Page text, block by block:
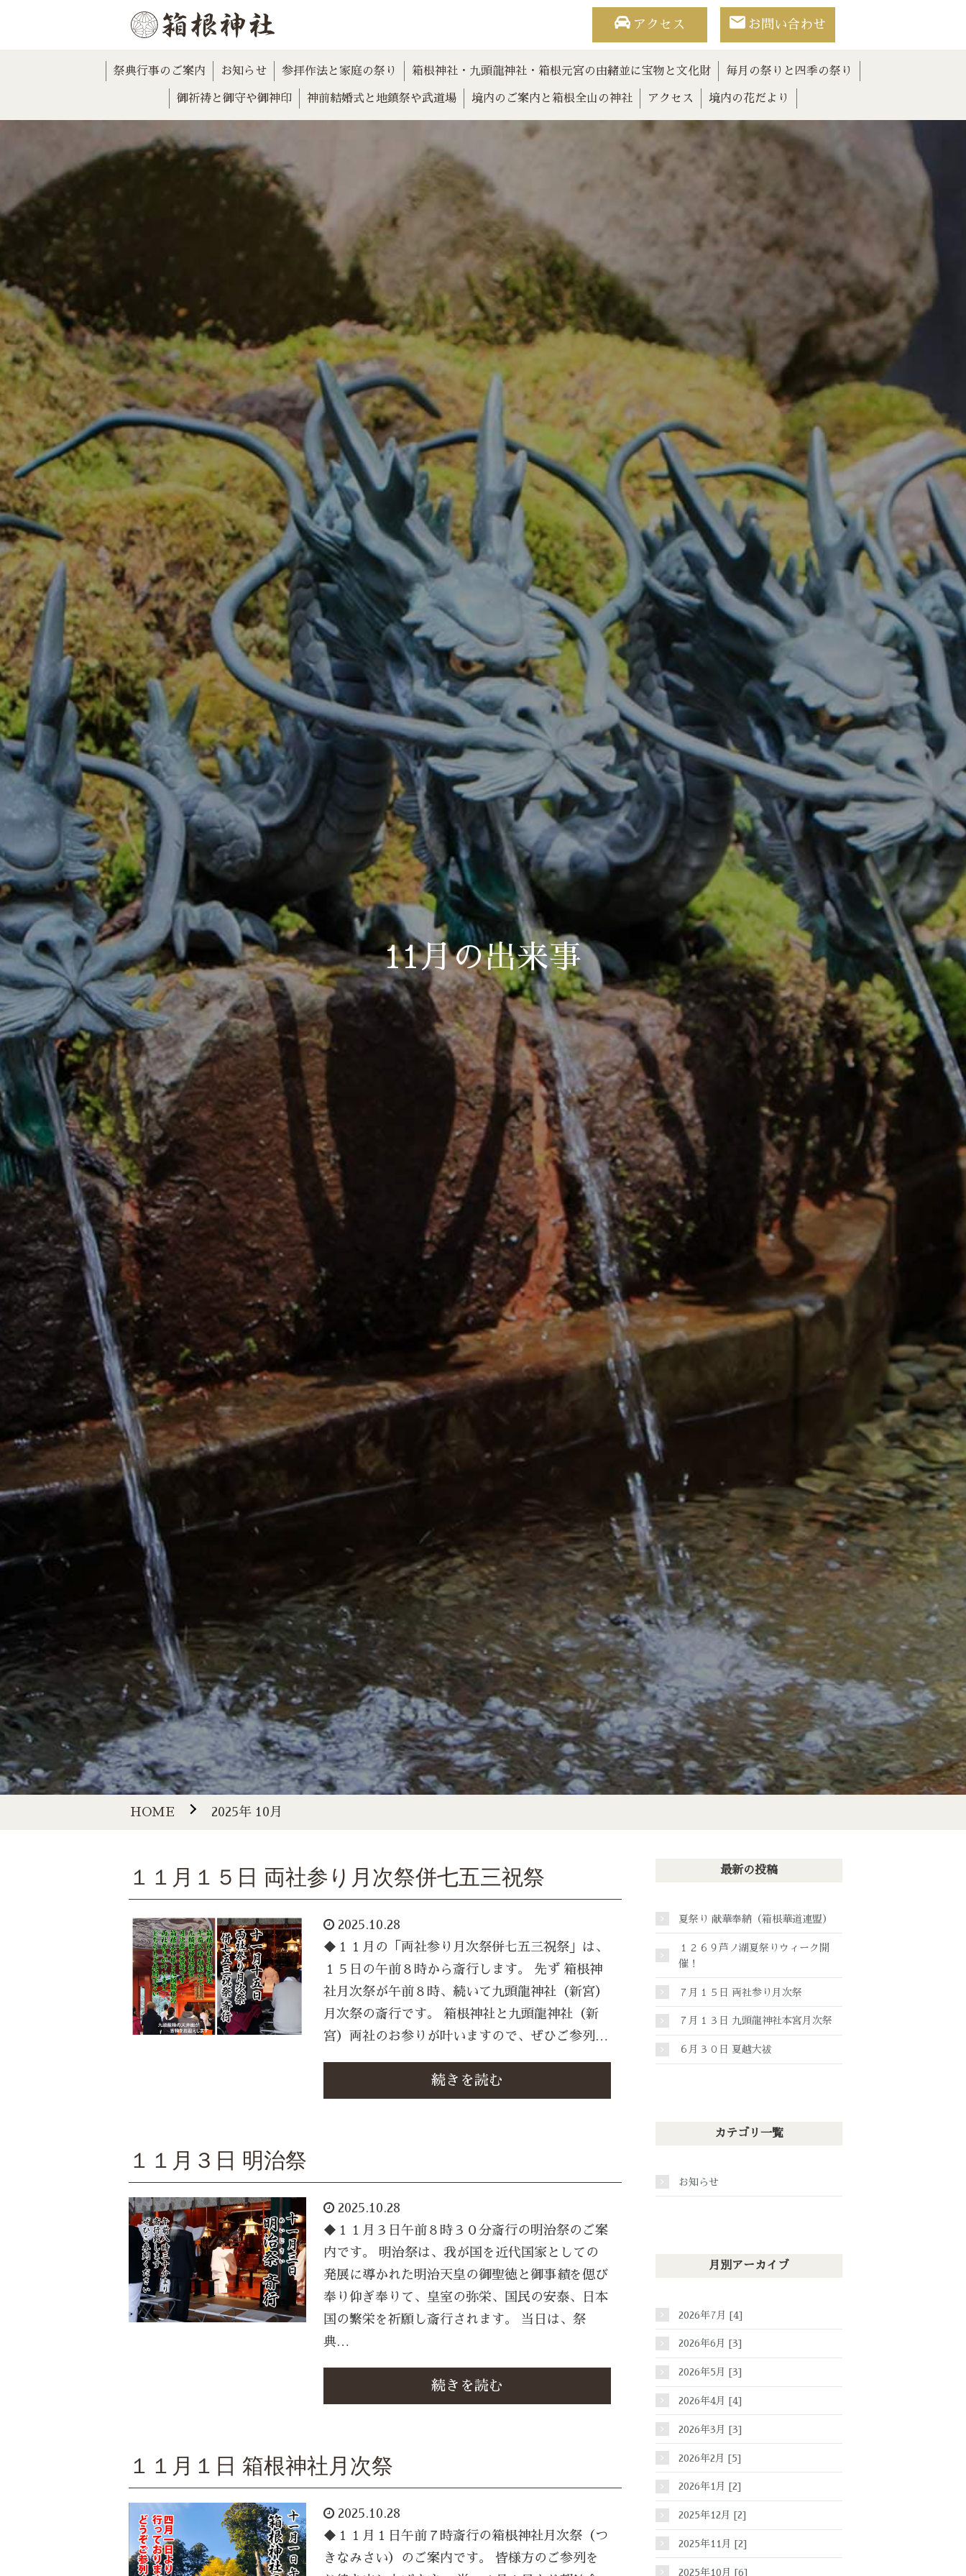
アクセス お問い合わせ
祭典行事のご案内 お知らせ 参拝作法と家庭の祭り 箱根神社・九頭龍神社・箱根元宮の由緒並に宝物と文化財 毎月の祭りと四季の祭り
御祈祷と御守や御神印 神前結婚式と地鎮祭や武道場 境内のご案内と箱根全山の神社 アクセス 境内の花だより
11月の出来事
HOME 2025年 10月
１１月１５日 両社参り月次祭併七五三祝祭
2025.10.28
◆１１月の「両社参り月次祭併七五三祝祭」は、
１５日の午前８時から斎行します。 先ず 箱根神
社月次祭が午前８時、続いて九頭龍神社（新宮）
月次祭の斎行です。 箱根神社と九頭龍神社（新
宮）両社のお参りが叶いますので、ぜひご参列…
続きを読む
１１月３日 明治祭
2025.10.28
◆１１月３日午前８時３０分斎行の明治祭のご案
内です。 明治祭は、我が国を近代国家としての
発展に導かれた明治天皇の御聖徳と御事績を偲び
奉り仰ぎ奉りて、皇室の弥栄、国民の安泰、日本
国の繁栄を祈願し斎行されます。 当日は、祭
典…
続きを読む
１１月１日 箱根神社月次祭
2025.10.28
◆１１月１日午前７時斎行の箱根神社月次祭（つ
きなみさい）のご案内です。 皆様方のご参列を
最新の投稿
夏祭り 献華奉納（箱根華道連盟）
１２６９芦ノ湖夏祭りウィーク開
催！
７月１５日 両社参り月次祭
７月１３日 九頭龍神社本宮月次祭
６月３０日 夏越大祓
カテゴリ一覧
お知らせ
月別アーカイブ
2026年7月 [4]
2026年6月 [3]
2026年5月 [3]
2026年4月 [4]
2026年3月 [3]
2026年2月 [5]
2026年1月 [2]
2025年12月 [2]
2025年11月 [2]
2025年10月 [6]